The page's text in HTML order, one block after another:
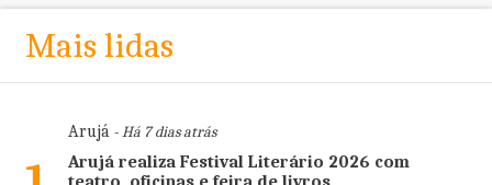
Mais lidas
Arujá- Há 7 dias atrás
Arujá realiza Festival Literário 2026 com